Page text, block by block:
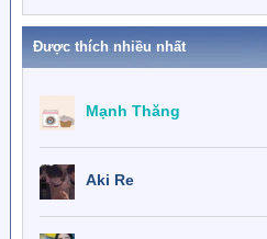
Được thích nhiều nhất
Mạnh Thăng
Aki Re